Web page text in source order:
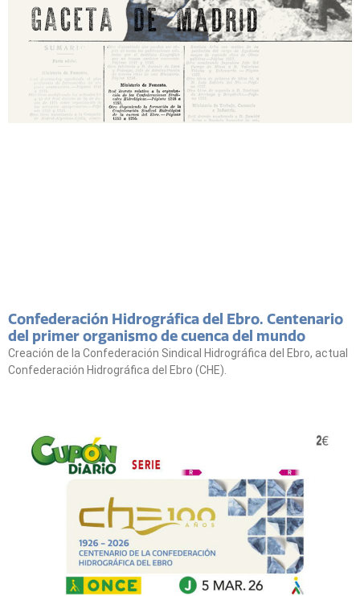
Confederación Hidrográfica del Ebro. Centenario
del primer organismo de cuenca del mundo
Creación de la Confederación Sindical Hidrográfica del Ebro, actual
Confederación Hidrográfica del Ebro (CHE).